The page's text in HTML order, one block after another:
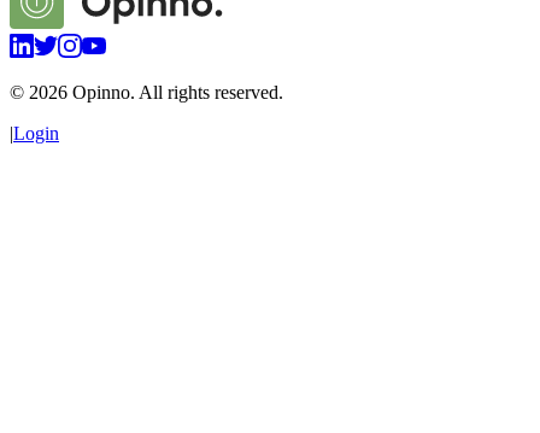
© 2026 Opinno. All rights reserved.
|Login